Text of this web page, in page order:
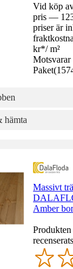
Vid köp
pris —
priser är
kr*/ m²
Paket(
hämta
Massivt
Amber